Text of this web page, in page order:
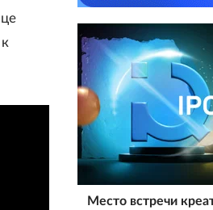
Место встречи